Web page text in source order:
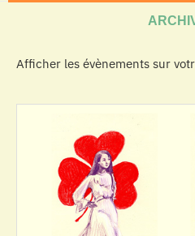
Afficher les évènements sur